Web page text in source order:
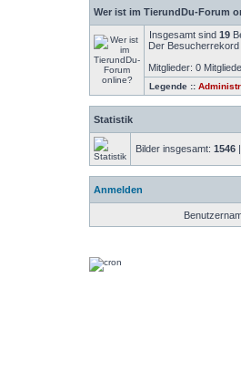
Wer ist im TierundDu-Forum
Insgesamt sind 19
Der Besucherrekord
Mitglieder: 0
Legende ::
Statistik
Bilder insgesamt: 1546
Anmelden